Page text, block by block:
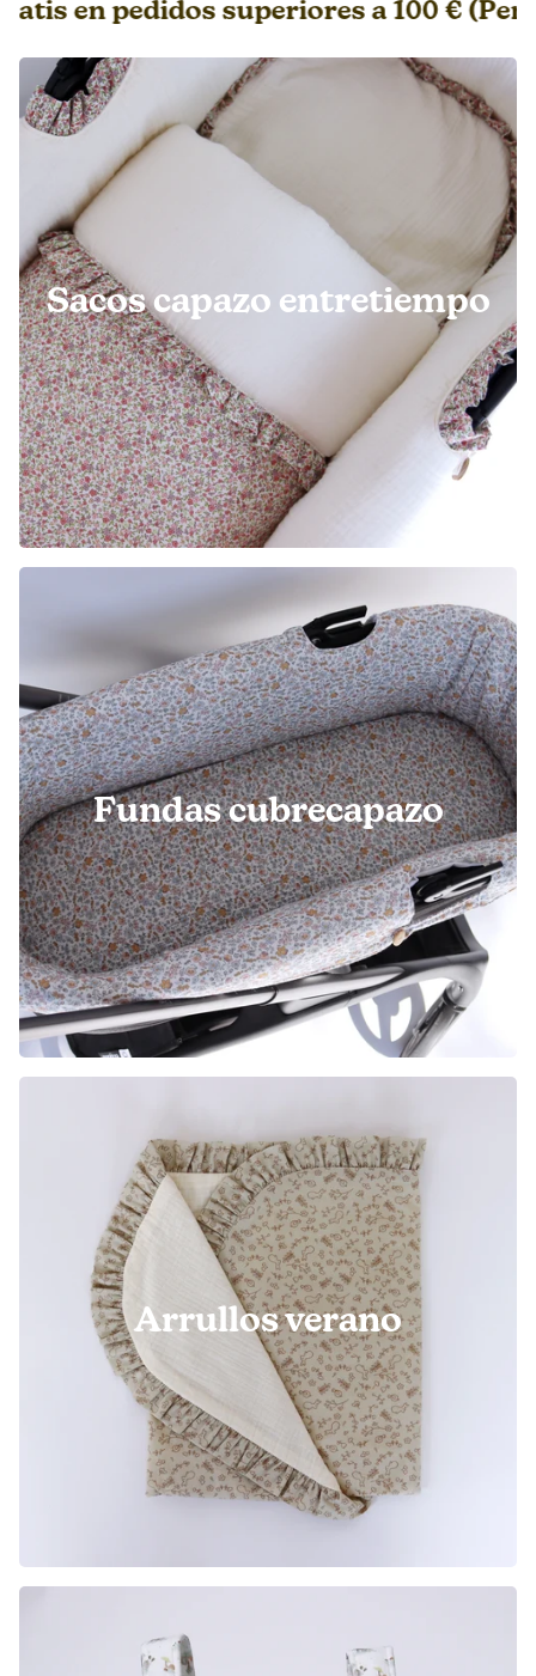
pedidos superiores a 100 €
Sacos capazo entretiempo
Fundas cubrecapazo
Arrullos verano